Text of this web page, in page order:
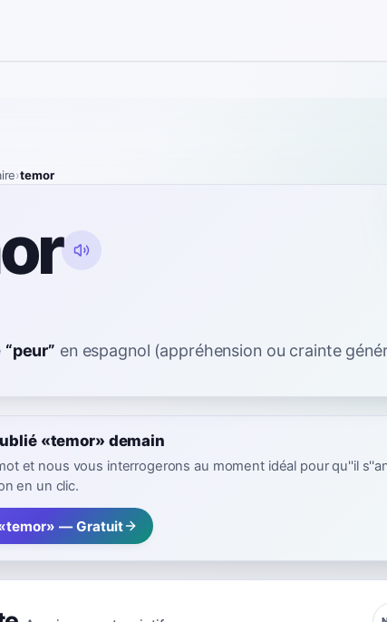
›temor
“peur” en espagnol (appréhension ou crainte
«temor» demain
et nous vous interrogerons au moment idéal pour qu''il
en un clic.
— Gratuit